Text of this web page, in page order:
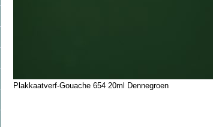
Plakkaatverf-Gouache 654 20ml Dennegroen